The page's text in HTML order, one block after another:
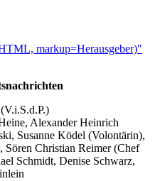
markup=Herausgeber)"
Alexander Heinrich
Susanne Ködel (Volontärin),
Sören Christian Reimer (Chef
Schmidt, Denise Schwarz,